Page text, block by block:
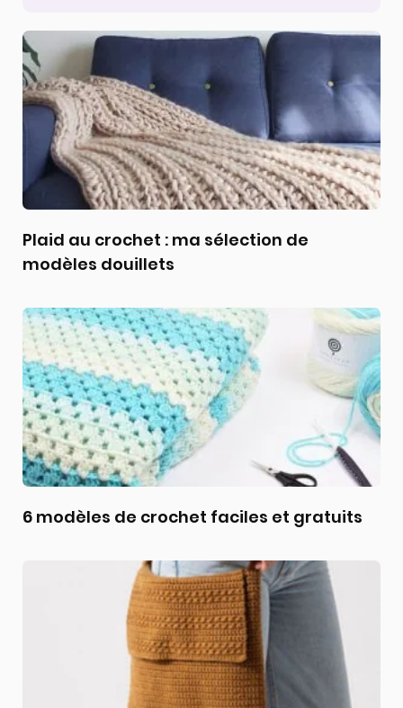
Plaid au crochet : ma sélection de
modèles douillets
6 modèles de crochet faciles et gratuits